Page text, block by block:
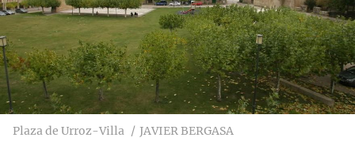
Plaza de Urroz-Villa JAVIER BERGASA